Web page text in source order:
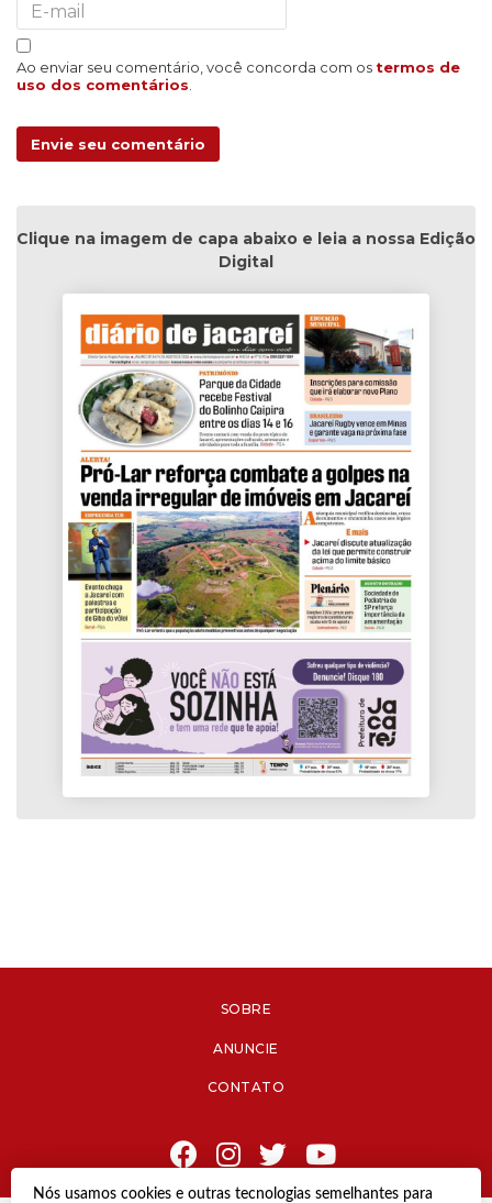
Nós usamos cookies e outras tecnologias semelhantes para
Ao enviar seu comentário, você concorda com os termos de
uso dos comentários
Envie seu comentário
Clique na imagem de capa abaixo e leia a nossa Edição
Digital
SOBRE
ANUNCIE
CONTATO